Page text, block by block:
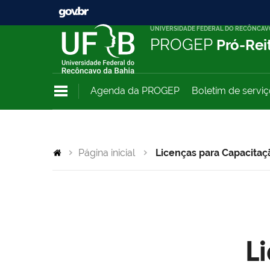
UNIVERSIDADE FEDERAL DO
PROGEP Pró-
Agenda da PROGEP Boletim de
Página inicial Licenças para